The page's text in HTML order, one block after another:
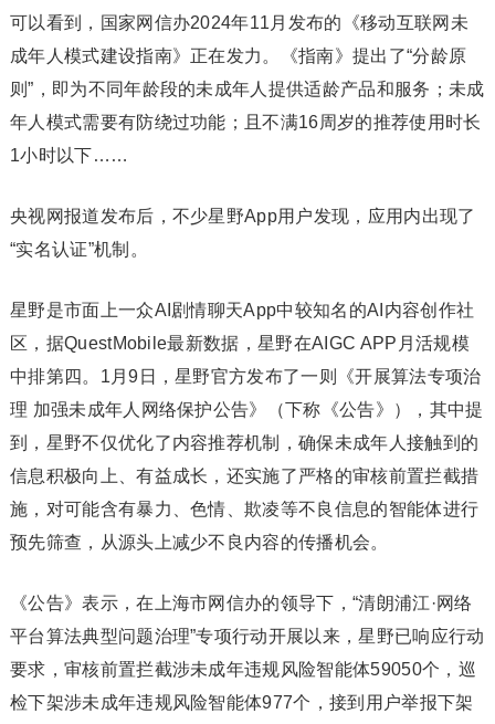
可以看到，国家网信办2024年11月发布的《移动互联网未
成年人模式建设指南》正在发力。《指南》提出了“分龄原
则”，即为不同年龄段的未成年人提供适龄产品和服务；未成
年人模式需要有防绕过功能；且不满16周岁的推荐使用时长
1小时以下……
央视网报道发布后，不少星野App用户发现，应用内出现了
“实名认证”机制。
星野是市面上一众AI剧情聊天App中较知名的AI内容创作社
区，据QuestMobile最新数据，星野在AIGC APP月活规模
中排第四。1月9日，星野官方发布了一则《开展算法专项治
理 加强未成年人网络保护公告》（下称《公告》），其中提
到，星野不仅优化了内容推荐机制，确保未成年人接触到的
信息积极向上、有益成长，还实施了严格的审核前置拦截措
施，对可能含有暴力、色情、欺凌等不良信息的智能体进行
预先筛查，从源头上减少不良内容的传播机会。
《公告》表示，在上海市网信办的领导下，“清朗浦江·网络
平台算法典型问题治理”专项行动开展以来，星野已响应行动
要求，审核前置拦截涉未成年违规风险智能体59050个，巡
检下架涉未成年违规风险智能体977个，接到用户举报下架